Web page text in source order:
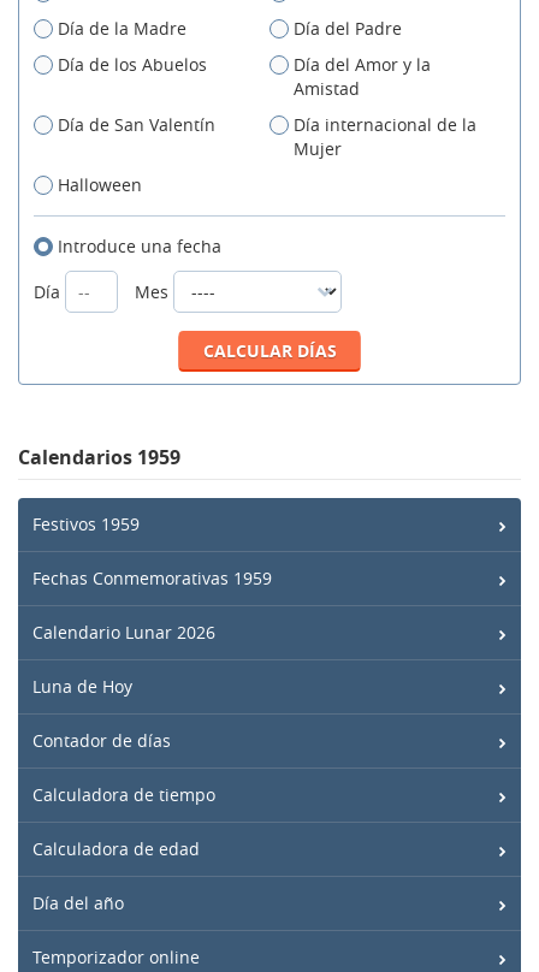
Día de la Madre
Día del Padre
Día de los Abuelos
Día del Amor y la
Amistad
Día de San Valentín
Día internacional de la
Mujer
Halloween
Introduce una fecha
Día
Mes
Calendarios 1959
Festivos 1959
Fechas Conmemorativas 1959
Calendario Lunar 2026
Luna de Hoy
Contador de días
Calculadora de tiempo
Calculadora de edad
Día del año
Temporizador online